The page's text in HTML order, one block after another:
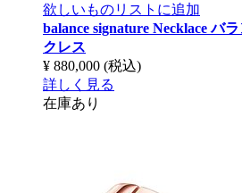
欲しいものリストに追加
balance signature Necklaceバラ
クレス
¥ 880,000 (税込)
詳しく見る
在庫あり